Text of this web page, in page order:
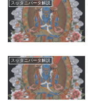
スッタニパータ解説
スッタニパータ解説